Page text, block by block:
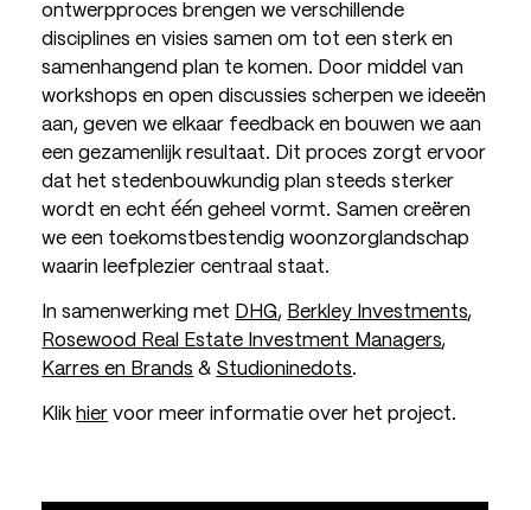
ontwerpproces brengen we verschillende
disciplines en visies samen om tot een sterk en
samenhangend plan te komen. Door middel van
workshops en open discussies scherpen we ideeën
aan, geven we elkaar feedback en bouwen we aan
een gezamenlijk resultaat. Dit proces zorgt ervoor
dat het stedenbouwkundig plan steeds sterker
wordt en echt één geheel vormt. Samen creëren
we een toekomstbestendig woonzorglandschap
waarin leefplezier centraal staat.
In samenwerking met DHG, Berkley Investments,
Rosewood Real Estate Investment Managers,
Karres en Brands & Studioninedots.
Klik hier voor meer informatie over het project.